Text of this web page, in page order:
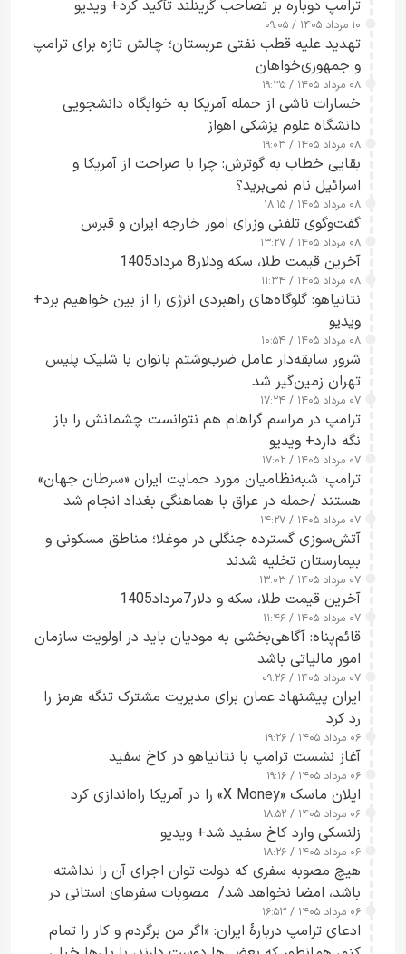
ترامپ دوباره بر تصاحب گرینلند تأکید کرد+ ویدیو
۱۰ مرداد ۱۴۰۵ / ۰۹:۰۵
تهدید علیه قطب نفتی عربستان؛ چالش تازه برای ترامپ
و جمهوری‌خواهان
۰۸ مرداد ۱۴۰۵ / ۱۹:۳۵
خسارات ناشی از حمله آمریکا به خوابگاه دانشجویی
دانشگاه علوم پزشکی اهواز
۰۸ مرداد ۱۴۰۵ / ۱۹:۰۳
بقایی خطاب به گوترش: چرا با صراحت از آمریکا و
اسرائیل نام نمی‌برید؟
۰۸ مرداد ۱۴۰۵ / ۱۸:۱۵
گفت‌وگوی تلفنی وزرای امور خارجه ایران و قبرس
۰۸ مرداد ۱۴۰۵ / ۱۳:۲۷
آخرین قیمت طلا، سکه ودلار8 مرداد1405
۰۸ مرداد ۱۴۰۵ / ۱۱:۳۴
نتانیاهو: گلوگاه‌های راهبردی انرژی را از بین خواهیم برد+
ویدیو
۰۸ مرداد ۱۴۰۵ / ۱۰:۵۴
شرور سابقه‌دار عامل ضرب‌وشتم بانوان با شلیک پلیس
تهران زمین‌گیر شد
۰۷ مرداد ۱۴۰۵ / ۱۷:۲۴
ترامپ در مراسم گراهام هم نتوانست چشمانش را باز
نگه دارد+ ویدیو
۰۷ مرداد ۱۴۰۵ / ۱۷:۰۲
ترامپ: شبه‌نظامیان مورد حمایت ایران «سرطان جهان»
هستند /حمله در عراق با هماهنگی بغداد انجام شد
۰۷ مرداد ۱۴۰۵ / ۱۴:۲۷
آتش‌سوزی گسترده جنگلی در موغلا؛ مناطق مسکونی و
بیمارستان تخلیه شدند
۰۷ مرداد ۱۴۰۵ / ۱۳:۰۳
آخرین قیمت طلا، سکه و دلار7مرداد1405
۰۷ مرداد ۱۴۰۵ / ۱۱:۴۶
قائم‌پناه: آگاهی‌بخشی به مودیان باید در اولویت سازمان
امور مالیاتی باشد
۰۷ مرداد ۱۴۰۵ / ۰۹:۲۶
ایران پیشنهاد عمان برای مدیریت مشترک تنگه هرمز را
رد کرد
۰۶ مرداد ۱۴۰۵ / ۱۹:۲۶
آغاز نشست ترامپ با نتانیاهو در کاخ سفید
۰۶ مرداد ۱۴۰۵ / ۱۹:۱۶
ایلان ماسک «X Money» را در آمریکا راه‌اندازی کرد
۰۶ مرداد ۱۴۰۵ / ۱۸:۵۲
زلنسکی وارد کاخ سفید شد+ ویدیو
۰۶ مرداد ۱۴۰۵ / ۱۸:۲۶
هیچ مصوبه سفری که دولت توان اجرای آن را نداشته
باشد، امضا نخواهد شد/ مصوبات سفرهای استانی در
چارچوب قانون بودجه است+ عکس
۰۶ مرداد ۱۴۰۵ / ۱۶:۵۳
ادعای ترامپ دربارهٔ ایران: «اگر من برگردم و کار را تمام